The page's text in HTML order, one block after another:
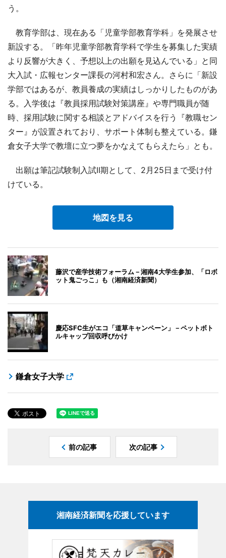
う。
教育学部は、現在ある「児童学部教育学科」を発展させ
新設する。「昨年児童学部教育学科で学生を募集した実績
より反響が大きく、予想以上の出願を見込んでいる」と同
大入試・広報センター課長の河村和宏さん。さらに「新設
学部ではあるが、教員養成の実績はしっかりしたものがあ
る。入学後は『教員採用試験対策講座』や専門職員が随
時、採用試験に関する相談とアドバイスを行う『教職セン
ター』が設置されており、サポート体制も整えている。鎌
倉女子大学で教壇に立つ夢をかなえてもらえたら」とも。
出願は筆記試験制入試II期として、2月25日まで受け付
けている。
地図を見る
藤沢で産学技術フォーラム－湘南4大学生参加、「ロボ
ット鬼ごっこ」も（湘南経済新聞）
慶応SFC生がエコ「道草キャンペーン」－ペットボト
ルキャップ回収呼びかけ
鎌倉女子大学
前の記事 次の記事
湘南経済新聞を応援しています